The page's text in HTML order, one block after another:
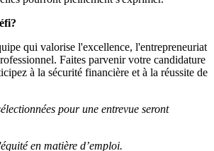
qui valorise l'excellence, l'entrepreneuriat
Faites parvenir votre candidature
à la sécurité financière et à la réussite de
pour une entrevue seront
en matière d’emploi.